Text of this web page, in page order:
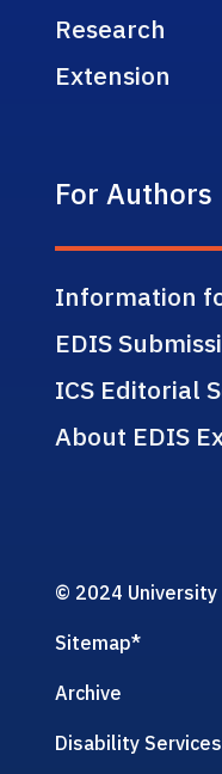
Research
Extension
For Authors
Information
EDIS
ICS Editorial
About EDIS
© 2024
Sitemap*
Archive
Disability Services